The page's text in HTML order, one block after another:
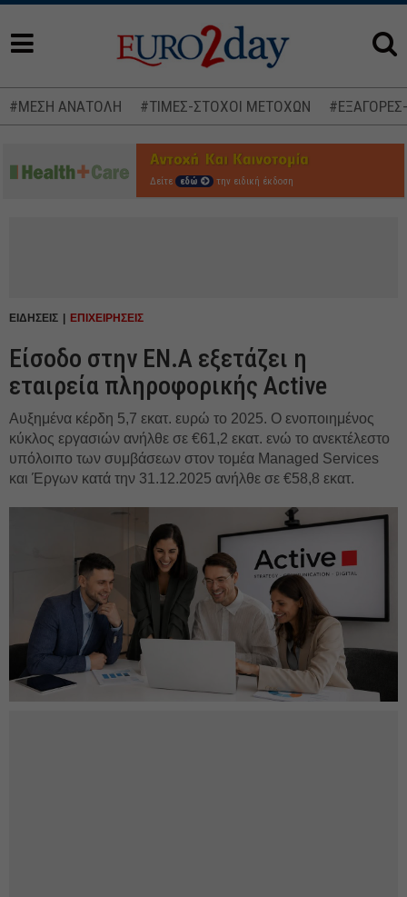
#ΜΕΣΗ ΑΝΑΤΟΛΗ #ΤΙΜΕΣ-ΣΤΟΧΟΙ ΜΕΤΟΧΩΝ
Δείτε εδώ την ειδική έκδοση
ΕΙΔΗΣΕΙΣ ΕΠΙΧΕΙΡΗΣΕΙΣ
Είσοδο στην ΕΝ.Α εξετάζει η
εταιρεία πληροφορικής Active
Αυξημένα κέρδη 5,7 εκατ. ευρώ το 2025. Ο ενοποιημένος
κύκλος εργασιών ανήλθε σε €61,2 εκατ. ενώ το ανεκτέλεστο
υπόλοιπο των συμβάσεων στον τομέα Managed Services
και Έργων κατά την 31.12.2025 ανήλθε σε €58,8 εκατ.